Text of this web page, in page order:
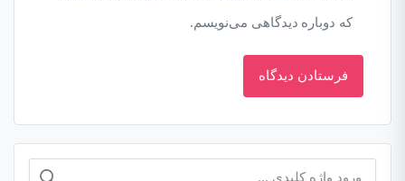
که دوباره دیدگاهی می‌نویسم.
جستجو